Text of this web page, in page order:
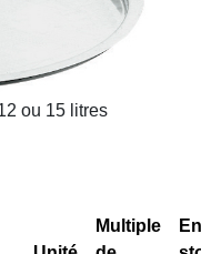
ou 15 litres
Multiple
En